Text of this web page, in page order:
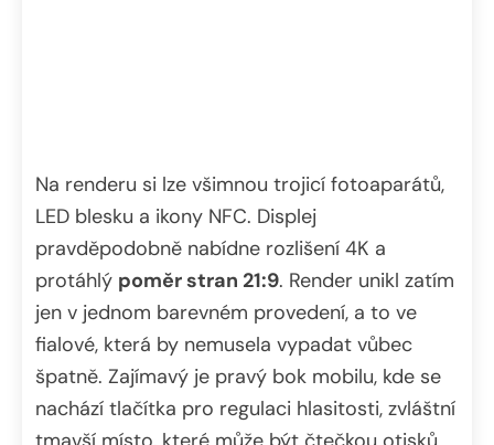
Na renderu si lze všimnou trojicí fotoaparátů,
LED blesku a ikony NFC. Displej
pravděpodobně nabídne rozlišení 4K a
protáhlý poměr stran 21:9. Render unikl zatím
jen v jednom barevném provedení, a to ve
fialové, která by nemusela vypadat vůbec
špatně. Zajímavý je pravý bok mobilu, kde se
nachází tlačítka pro regulaci hlasitosti, zvláštní